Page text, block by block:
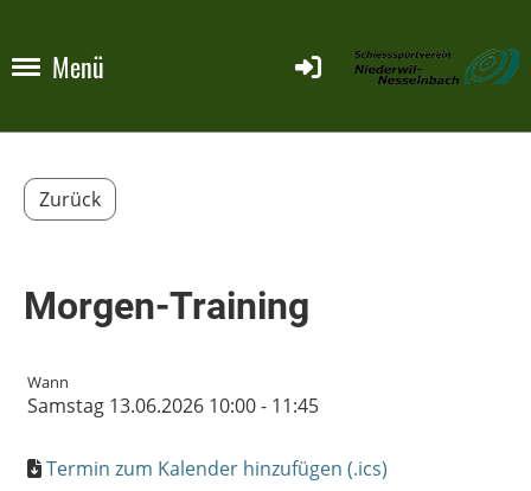
Menü
Zurück
Morgen-Training
Wann
Samstag 13.06.2026 10:00 - 11:45
Termin zum Kalender hinzufügen (.ics)